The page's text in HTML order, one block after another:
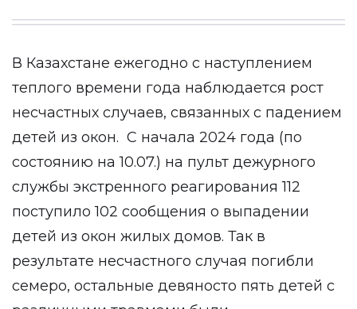
В Казахстане ежегодно с наступлением
теплого времени года наблюдается рост
несчастных случаев, связанных с падением
детей из окон. С начала 2024 года (по
состоянию на 10.07.) на пульт дежурного
службы экстренного реагирования 112
поступило 102 сообщения о выпадении
детей из окон жилых домов. Так в
результате несчастного случая погибли
семеро, остальные девяносто пять детей с